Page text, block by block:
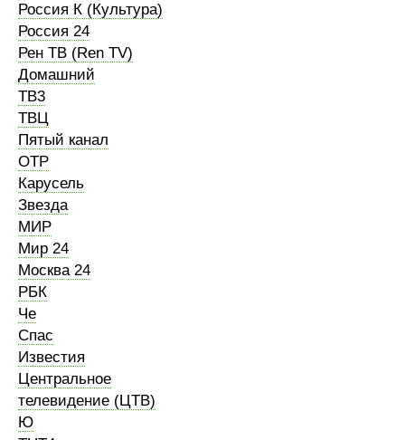
Россия К (Культура)
Россия 24
Рен ТВ (Ren TV)
Домашний
ТВ3
ТВЦ
Пятый канал
ОТР
Карусель
Звезда
МИР
Мир 24
Москва 24
РБК
Че
Спас
Известия
Центральное
телевидение (ЦТВ)
Ю